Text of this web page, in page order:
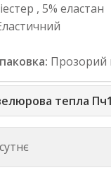
, 5% еластан
Прозорий
тепла